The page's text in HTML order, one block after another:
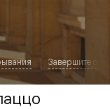
Завершите